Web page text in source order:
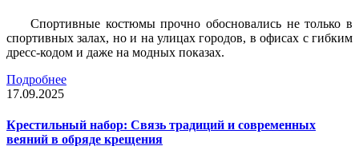
Спортивные костюмы прочно обосновались не только в
спортивных залах, но и на улицах городов, в офисах с гибким
дресс-кодом и даже на модных показах.
Подробнее
17.09.2025
Крестильный набор: Связь традиций и современных
веяний в обряде крещения